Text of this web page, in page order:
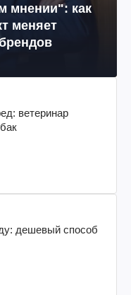
мнении": как
меняет
ветеринар
дешевый способ